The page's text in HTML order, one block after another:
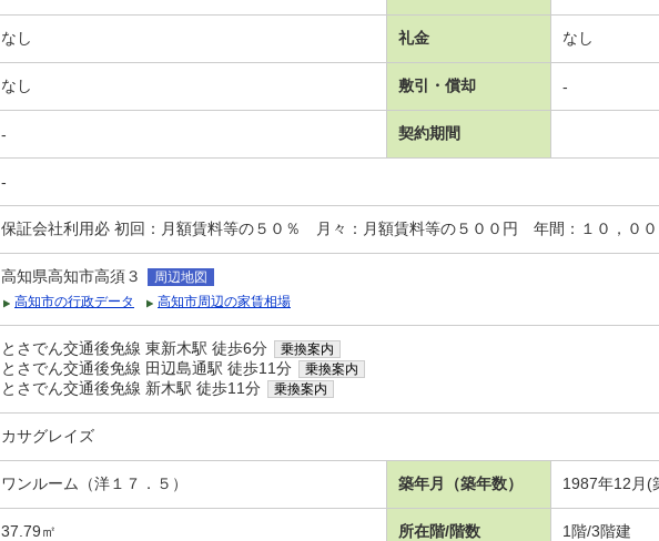
なし 礼金 なし
なし 敷引・償却 -
- 契約期間
-
保証会社利用必 初回：月額賃料等の５０％ 月々：月額賃料等の５００円 年間：１０，０
高知県高知市高須３
周辺地図
高知市の行政データ
高知市周辺の家賃相場
とさでん交通後免線 東新木駅 徒歩6分 乗換案内
とさでん交通後免線 田辺島通駅 徒歩11分 乗換案内
とさでん交通後免線 新木駅 徒歩11分 乗換案内
カサグレイズ
ワンルーム（洋１７．５） 築年月（築年数） 1987年12月(
37.79㎡ 所在階/階数 1階/3階建